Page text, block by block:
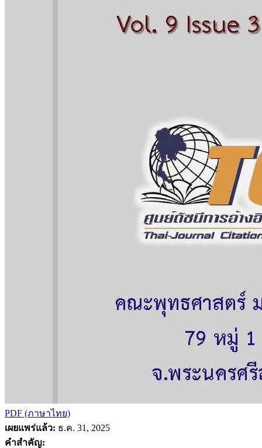
PDF (ภาษาไทย)
เผยแพร่แล้ว: ธ.ค. 31, 2025
คำสำคัญ: